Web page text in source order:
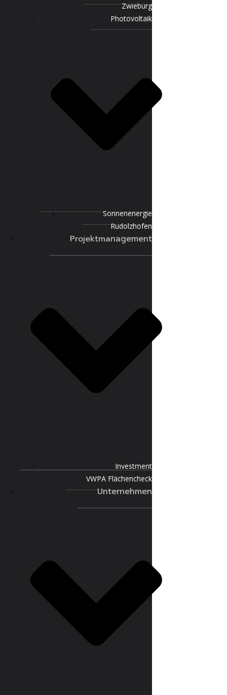
Zwieburg
Photovoltaik
Sonnenenergie
Rudolzhofen
Projektmanagement
Investment
VWPA Flächencheck
Unternehmen